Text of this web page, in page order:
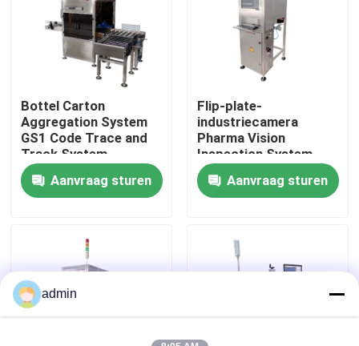
Over ons
Fabriekstocht
Kwaliteitscontrole
Neem contact met ons op
Gevallen
Bottel Carton
Aggregation System
GS1 Code Trace and
Track System
(Systeem voor het
opsporen en opsporen
van GS1-codes)
Aanvraag sturen
Flip-plate-
industriecamera
Pharma Vision
Inspection System
IOT-functie
Aanvraag sturen
admin